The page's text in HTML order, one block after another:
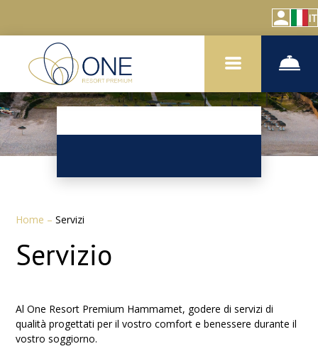
IT
Home –Servizi
Servizio
Al One Resort Premium Hammamet, godere di servizi di
qualità progettati per il vostro comfort e benessere durante il
vostro soggiorno.